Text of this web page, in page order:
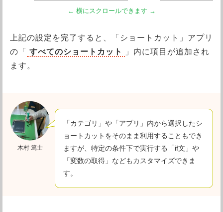
上記の設定を完了すると、「ショートカット」アプリ
の「
すべてのショートカット
」内に項目が追加され
ます。
木村 篤士
「カテゴリ」や「アプリ」内から選択したシ
ョートカットをそのまま利用することもでき
ますが、特定の条件下で実行する「if文」や
「変数の取得」などもカスタマイズできま
す。